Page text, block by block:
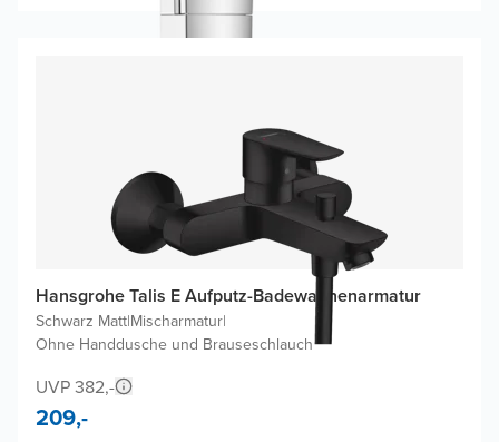
Hansgrohe Talis E Aufputz-Badewannenarmatur
Schwarz Matt|Mischarmatur|
Ohne Handdusche und Brauseschlauch
UVP 382,-
209,-